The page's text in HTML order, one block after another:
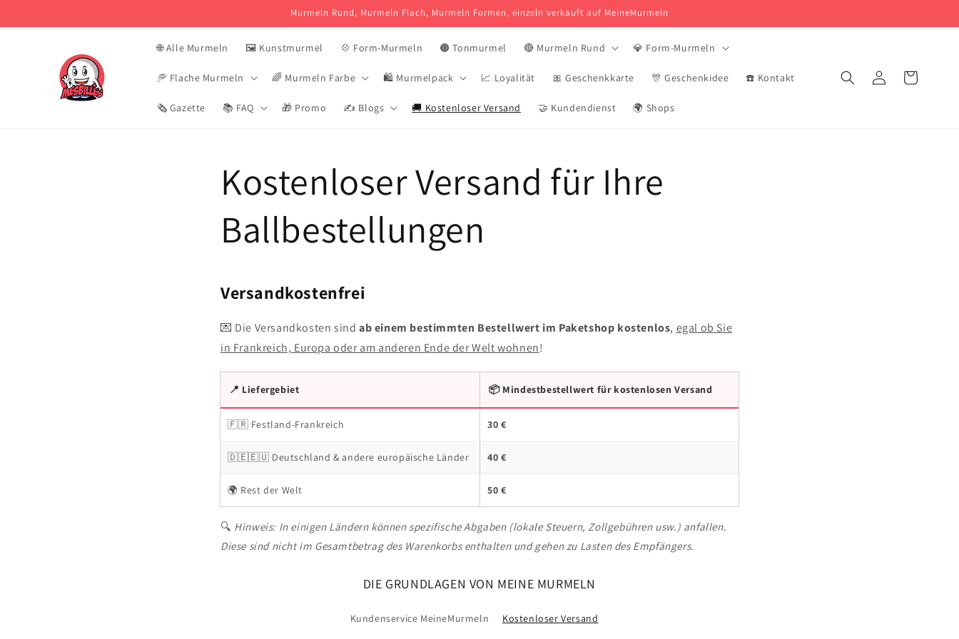
Murmeln Rund, Murmeln Flach, Murmeln Formen, einzeln verkauft auf MeineMurmeln
🌐 Alle Murmeln 🖼️ Kunstmurmel 💠 Form-Murmeln 🟤 Tonmurmel 🔴 Murmeln Rund 💎 Form-Murmeln
🥏 Flache Murmeln 🌈 Murmeln Farbe 🛍️ Murmelpack 📈 Loyalität 🎀 Geschenkkarte 🎊 Geschenkidee ☎️ Kontakt
🗞️ Gazette 📚 FAQ 🎁 Promo ✍️ Blogs 🚚 Kostenloser Versand 🤝 Kundendienst 🌍 Shops
VerbindungKorb
Kostenloser Versand für Ihre
Ballbestellungen
Versandkostenfrei
💌 Die Versandkosten sindab einem bestimmten Bestellwert im Paketshop kostenlos, egal ob Sie
in Frankreich, Europa oder am anderen Ende der Welt wohnen!
📍 Liefergebiet 📦 Mindestbestellwert für kostenlosen Versand
🇫🇷 Festland-Frankreich 30 €
🇩🇪🇪🇺 Deutschland & andere europäische Länder 40 €
🌍 Rest der Welt 50 €
🔍 Hinweis: In einigen Ländern können spezifische Abgaben (lokale Steuern, Zollgebühren usw.) anfallen.
Diese sind nicht im Gesamtbetrag des Warenkorbs enthalten und gehen zu Lasten des Empfängers.
DIE GRUNDLAGEN VON MEINE MURMELN
Kundenservice MeineMurmeln
Kostenloser Versand